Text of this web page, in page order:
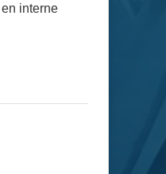
interne